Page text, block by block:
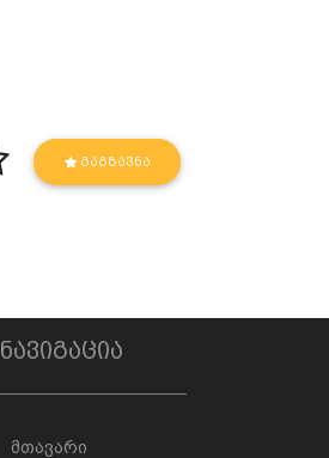
ᲒᲐᲒᲖᲐᲕᲜᲐ
ნავიგაცია
მთავარი